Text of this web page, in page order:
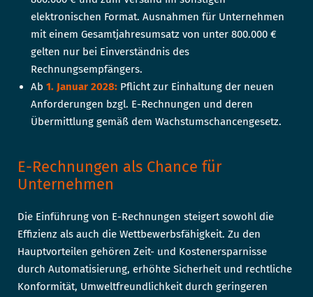
elektronischen Format. Ausnahmen für Unternehmen
mit einem Gesamtjahresumsatz von unter 800.000 €
gelten nur bei Einverständnis des
Rechnungsempfängers.
Ab 1. Januar 2028: Pflicht zur Einhaltung der neuen
Anforderungen bzgl. E-Rechnungen und deren
Übermittlung gemäß dem Wachstumschancengesetz.
E-Rechnungen als Chance für
Unternehmen
Die Einführung von E-Rechnungen steigert sowohl die
Effizienz als auch die Wettbewerbsfähigkeit. Zu den
Hauptvorteilen gehören Zeit- und Kostenersparnisse
durch Automatisierung, erhöhte Sicherheit und rechtliche
Konformität, Umweltfreundlichkeit durch geringeren